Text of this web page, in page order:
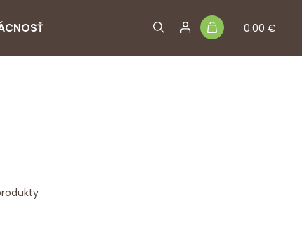
0.00 €